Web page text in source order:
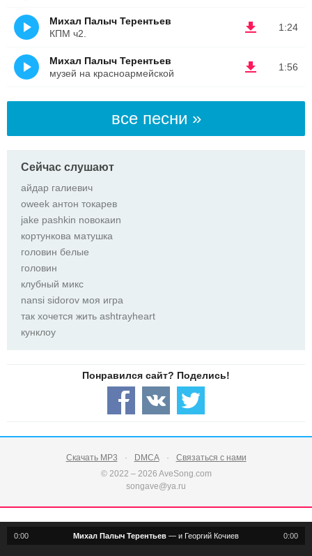
1:24
Михал Палыч Терентьев
КПМ ч2.
1:56
Михал Палыч Терентьев
музей на красноармейской
все песни »
Сейчас слушают
айдар галиевич
oweek антон токарев
jake pashkin nовокаиn
кортункова матушка
головин белые
головин
клубный микс
nansi sidorov моя игра
так хочется жить ashtrayheart
кунклоу
Скачать MP3 DMCA
Связаться с нами
© 2022 – 2026 AveSong.com
songave@ya.ru
0:00 0:00
Михал Палыч Терентьев — и Георгий Кочиев